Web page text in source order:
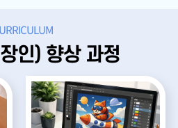
인) 향상 과정